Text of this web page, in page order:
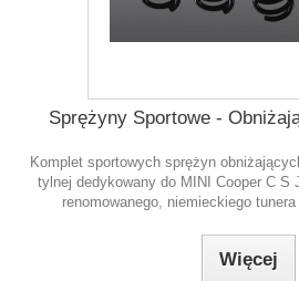
Sprężyny Sportowe -
Komplet sportowych sprężyn
tylnej dedykowany do MINI Cooper C S
renomowanego, niemieckiego
Więcej